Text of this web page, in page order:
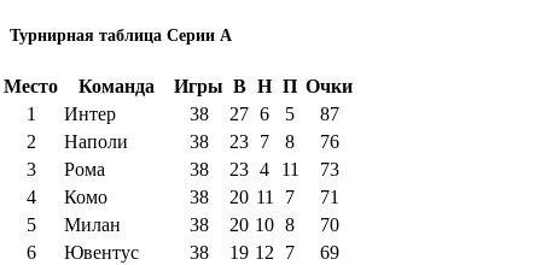
Турнирная таблица Серии А
Место Команда Игры В Н П Очки
1
Интер 38 27 6 5
87
2
Наполи 38 23 7 8
76
3
Рома 38 23 4 11
73
4
Комо 38 20 11 7
71
5
Милан 38 20 10 8
70
6
Ювентус 38 19 12 7
69